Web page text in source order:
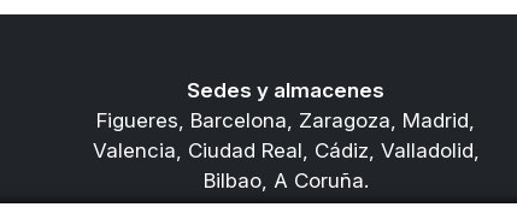
Sedes y almacenes
Figueres, Barcelona, Zaragoza, Madrid,
Valencia, Ciudad Real, Cádiz, Valladolid,
Bilbao, A Coruña.